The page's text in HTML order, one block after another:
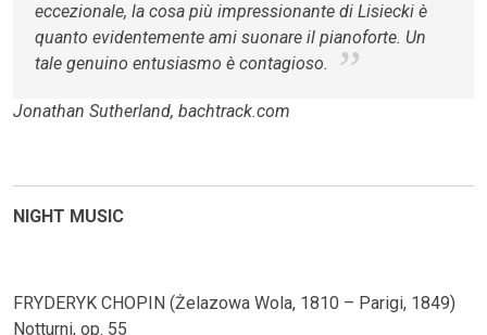
eccezionale, la cosa più impressionante di Lisiecki è
quanto evidentemente ami suonare il pianoforte. Un
tale genuino entusiasmo è contagioso.
Jonathan Sutherland, bachtrack.com
NIGHT MUSIC
FRYDERYK CHOPIN (Żelazowa Wola, 1810 – Parigi, 1849)
Notturni, op. 55